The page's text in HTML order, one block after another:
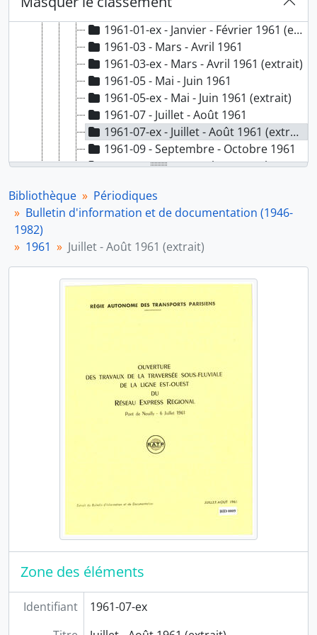
1961-01-ex - Janvier - Février 1961 (extrait)
1961-03 - Mars - Avril 1961
1961-03-ex - Mars - Avril 1961 (extrait)
1961-05 - Mai - Juin 1961
1961-05-ex - Mai - Juin 1961 (extrait)
1961-07 - Juillet - Août 1961
1961-07-ex - Juillet - Août 1961 (extrait)
1961-09 - Septembre - Octobre 1961
1961-09-ex - Septembre - Octobre 1961 (extrait)
1961-12 - Décembre 1961 (table)
1962
1964
1965
1966
1967
1972
1979
1981
1982
PER2 - Entre les lignes (1975-2004)
PER3 - Etudes et Projets (1983-1991)
PER4 - Savoir faire (1992-2004)
Bibliothèque
Périodiques
Bulletin d'information et de documentation (1946-
1982)
1961
Juillet - Août 1961 (extrait)
Zone des éléments
Identifiant
1961-07-ex